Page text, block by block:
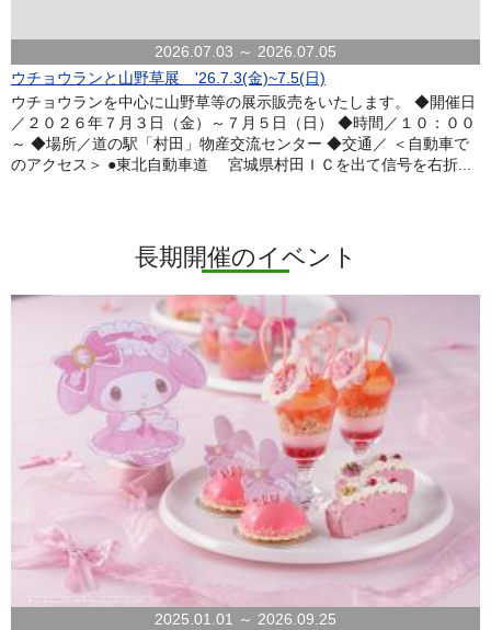
2026.07.03 ～ 2026.07.05
ウチョウランと山野草展 '26.7.3(金)~7.5(日)
ウチョウランを中心に山野草等の展示販売をいたします。 ◆開催日
／２０２６年７月３日（金）～７月５日（日） ◆時間／１０：００
～ ◆場所／道の駅「村田」物産交流センター ◆交通／ ＜自動車で
のアクセス＞ ●東北自動車道 宮城県村田ＩＣを出て信号を右折...
長期開催のイベント
2025.01.01 ～ 2026.09.25